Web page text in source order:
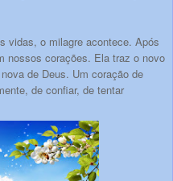
vidas, o milagre acontece. Após
nossos corações. Ela traz o novo
de Deus. Um coração de
de confiar, de tentar